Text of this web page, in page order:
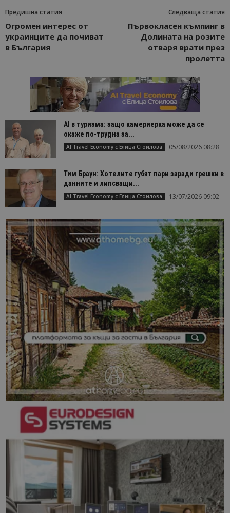
Предишна статия
Огромен интерес от
украинците да почиват
в България
Следваща статия
Първокласен къмпинг в
Долината на розите
отваря врати през
пролетта
AI в туризма: защо камериерка може да се
окаже по-трудна за...
AI Travel Economy с Елица Стоилова 05/08/2026 08:28
Тим Браун: Хотелите губят пари заради грешки в
данните и липсващи...
AI Travel Economy с Елица Стоилова 13/07/2026 09:02